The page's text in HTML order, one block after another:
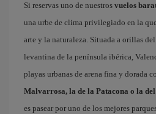
Si reservas uno de nuestros vuelos
una urbe de clima privilegiado en la
arte y la naturaleza. Situada a orillas
levantina de la península ibérica,
playas urbanas de arena fina y dorada
Malvarrosa, la de la Patacona o la
es pasear por uno de los mejores